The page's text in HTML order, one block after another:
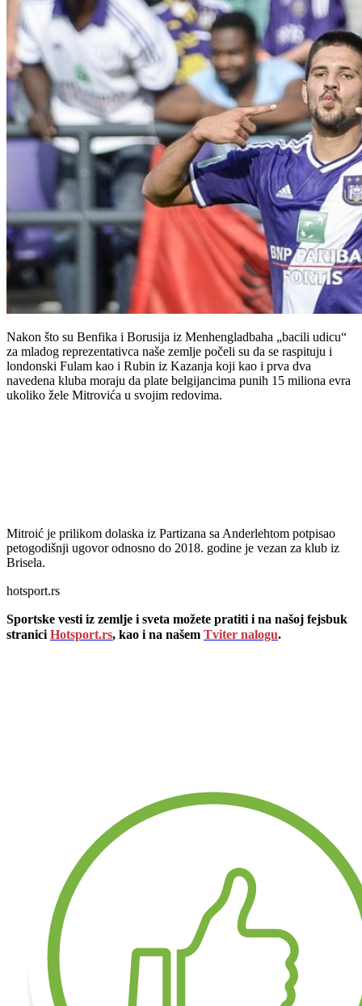
Nakon što su Benfika i Borusija iz Menhengladbaha „bacili udicu“
za mladog reprezentativca naše zemlje počeli su da se raspituju i
londonski Fulam kao i Rubin iz Kazanja koji kao i prva dva
navedena kluba moraju da plate belgijancima punih 15 miliona evra
ukoliko žele Mitrovića u svojim redovima.
Mitroić je prilikom dolaska iz Partizana sa Anderlehtom potpisao
petogodišnji ugovor odnosno do 2018. godine je vezan za klub iz
Brisela.
hotsport.rs
Sportske vesti iz zemlje i sveta možete pratiti i na našoj fejsbuk
stranici Hotsport.rs, kao i na našem Tviter nalogu.